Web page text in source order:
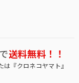
送料無料！！
『クロネコヤマト』